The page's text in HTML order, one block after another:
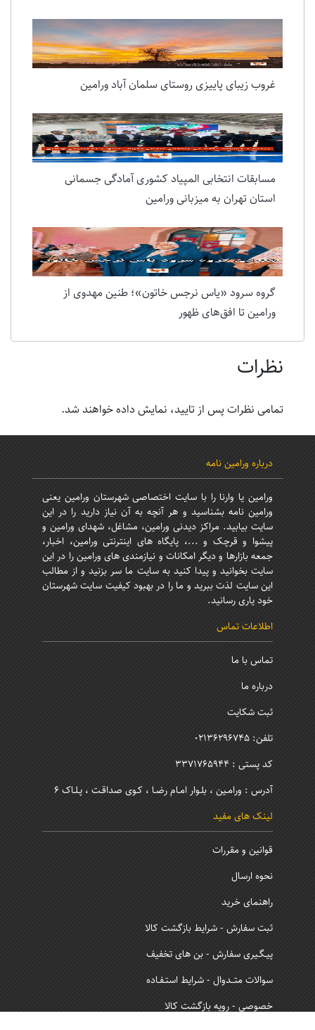
غروب زیبای پاییزی روستای سلمان آباد ورامین
مسابقات انتخابی المپیاد کشوری آمادگی جسمانی
استان تهران به میزبانی ورامین
گروه سرود «یاس نرجس خاتون»؛ طنین مهدوی از
ورامین تا افق‌های ظهور
نظرات
تمامی نظرات پس از تایید، نمایش داده خواهند شد.
درباره ورامین نامه
ورامین یا وارنا را با سایت اختصاصی شهرستان ورامین یعنی
ورامین نامه بشناسید و هر آنچه به آن نیاز دارید را در این
سایت بیابید. مراکز دیدنی ورامین، مشاغل، شهدای ورامین و
پیشوا و قرچک و ...، پایگاه های اینترنتی ورامین، اخبار،
جمعه بازارها و دیگر امکانات و نیازمندی های ورامین را در این
سایت بخوانید و پیدا کنید به سایت ما سر بزنید و از مطالب
این سایت لذت ببرید و ما را در بهبود کیفیت سایت شهرستان
خود یاری رسانید.
اطلاعات تماس
تماس با ما
درباره ما
ثبت شکایت
تلفن: 02136296745
کد پستی : 3371765944
آدرس : ورامـین ، بلـوار امـام رضـا ، کـوی صداقـت ، پـلـاک 6
لینک های مفید
قوانین و مقررات
نحوه ارسال
راهنمای خرید
ثبت سفارش - شرایط بازگشت کالا
پیـگـیری سفارش - بن های تخفیف
سوالات متــدوال - شرایط استـفـاده
خصوصی - رویه بازگشت کالا